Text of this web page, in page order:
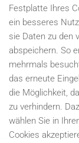
Festplatte Ihres
ein besseres
sie Daten zu den
abspeichern. So
mehrmals
das erneute
die Möglichkeit,
zu verhindern.
wählen Sie in
Cookies